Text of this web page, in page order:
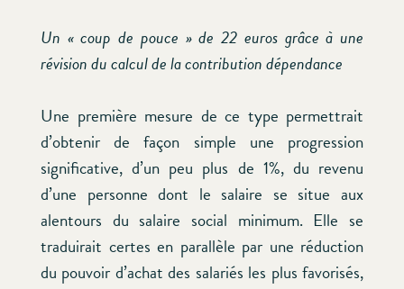
Un « coup de pouce » de 22 euros grâce à une
révision du calcul de la contribution dépendance
Une première mesure de ce type permettrait
d’obtenir de façon simple une progression
significative, d’un peu plus de 1%, du revenu
d’une personne dont le salaire se situe aux
alentours du salaire social minimum. Elle se
traduirait certes en parallèle par une réduction
du pouvoir d’achat des salariés les plus favorisés,